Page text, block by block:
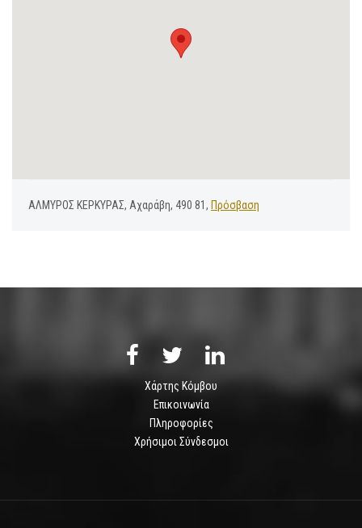
ΑΛΜΥΡΟΣ ΚΕΡΚΥΡΑΣ, Αχαράβη, 490 81, Πρόσβαση
Χάρτης Κόμβου
Επικοινωνία
Πληροφορίες
Χρήσιμοι Σύνδεσμοι